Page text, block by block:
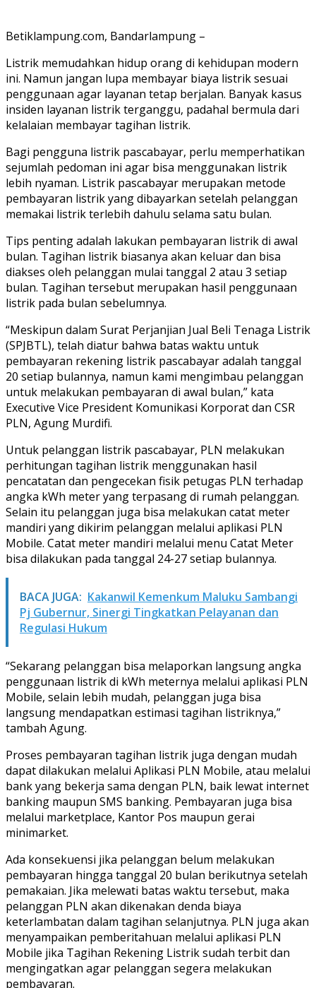
Betiklampung.com, Bandarlampung –
Listrik memudahkan hidup orang di kehidupan modern
ini. Namun jangan lupa membayar biaya listrik sesuai
penggunaan agar layanan tetap berjalan. Banyak kasus
insiden layanan listrik terganggu, padahal bermula dari
kelalaian membayar tagihan listrik.
Bagi pengguna listrik pascabayar, perlu memperhatikan
sejumlah pedoman ini agar bisa menggunakan listrik
lebih nyaman. Listrik pascabayar merupakan metode
pembayaran listrik yang dibayarkan setelah pelanggan
memakai listrik terlebih dahulu selama satu bulan.
Tips penting adalah lakukan pembayaran listrik di awal
bulan. Tagihan listrik biasanya akan keluar dan bisa
diakses oleh pelanggan mulai tanggal 2 atau 3 setiap
bulan. Tagihan tersebut merupakan hasil penggunaan
listrik pada bulan sebelumnya.
“Meskipun dalam Surat Perjanjian Jual Beli Tenaga Listrik
(SPJBTL), telah diatur bahwa batas waktu untuk
pembayaran rekening listrik pascabayar adalah tanggal
20 setiap bulannya, namun kami mengimbau pelanggan
untuk melakukan pembayaran di awal bulan,” kata
Executive Vice President Komunikasi Korporat dan CSR
PLN, Agung Murdifi.
Untuk pelanggan listrik pascabayar, PLN melakukan
perhitungan tagihan listrik menggunakan hasil
pencatatan dan pengecekan fisik petugas PLN terhadap
angka kWh meter yang terpasang di rumah pelanggan.
Selain itu pelanggan juga bisa melakukan catat meter
mandiri yang dikirim pelanggan melalui aplikasi PLN
Mobile. Catat meter mandiri melalui menu Catat Meter
bisa dilakukan pada tanggal 24-27 setiap bulannya.
BACA JUGA: Kakanwil Kemenkum Maluku Sambangi
Pj Gubernur, Sinergi Tingkatkan Pelayanan dan
Regulasi Hukum
“Sekarang pelanggan bisa melaporkan langsung angka
penggunaan listrik di kWh meternya melalui aplikasi PLN
Mobile, selain lebih mudah, pelanggan juga bisa
langsung mendapatkan estimasi tagihan listriknya,”
tambah Agung.
Proses pembayaran tagihan listrik juga dengan mudah
dapat dilakukan melalui Aplikasi PLN Mobile, atau melalui
bank yang bekerja sama dengan PLN, baik lewat internet
banking maupun SMS banking. Pembayaran juga bisa
melalui marketplace, Kantor Pos maupun gerai
minimarket.
Ada konsekuensi jika pelanggan belum melakukan
pembayaran hingga tanggal 20 bulan berikutnya setelah
pemakaian. Jika melewati batas waktu tersebut, maka
pelanggan PLN akan dikenakan denda biaya
keterlambatan dalam tagihan selanjutnya. PLN juga akan
menyampaikan pemberitahuan melalui aplikasi PLN
Mobile jika Tagihan Rekening Listrik sudah terbit dan
mengingatkan agar pelanggan segera melakukan
pembayaran.